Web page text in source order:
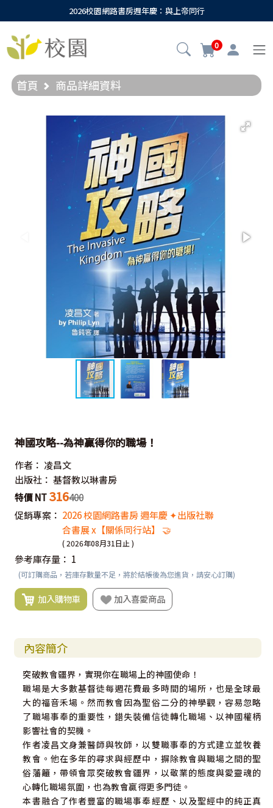
2026校園網路書房週年慶：與上帝同行
0
首頁 商品詳細資料
神國攻略--為神贏得你的職場！
作者： 凌昌文
出版社： 基督教以琳書房
特價 NT 316400
促銷專案： 2026 校園網路書房 週年慶 ✦出版社聯
合書展 x【關係同行站】 🤝
( 2026年08月31日止 )
參考庫存量： 1
(可訂購商品，若庫存數量不足，將於結帳後為您進貨，請安心訂購)
加入購物車 加入喜愛商品
內容簡介
突破教會疆界，實現你在職場上的神國使命！
職場是大多數基督徒每週花費最多時間的場所，也是全球最
大的福音禾場。然而教會因為聖俗二分的神學觀，容易忽略
了職場事奉的重要性，錯失裝備信徒轉化職場、以神國權柄
影響社會的契機。
作者凌昌文身兼醫師與牧師，以雙職事奉的方式建立並牧養
教會。他在多年的尋求與經歷中，摒除教會與職場之間的聖
俗藩籬，帶領會眾突破教會疆界，以敬業的態度與愛靈魂的
心轉化職場氛圍，也為教會贏得更多門徒。
本書融合了作者豐富的職場事奉經歷、以及聖經中的純正真